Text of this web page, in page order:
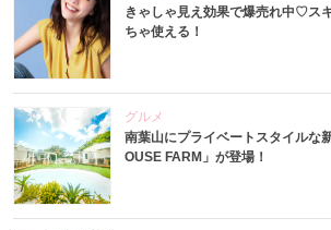
きゃしゃ見え効果で爆売れ中♡ス
ちゃ使える！
グルメ
南葉山にプライベートスタイルな
OUSE FARM」が登場！